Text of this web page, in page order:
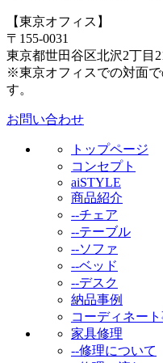
【東京オフィス】
〒155-0031
東京都世田谷区北沢2丁目
※東京オフィスでの対面
す。
お問い合わせ
トップページ
コンセプト
aiSTYLE
商品紹介
--チェア
--テーブル
--ソファ
--ベッド
--デスク
納品事例
コーディネート
家具修理
--修理について